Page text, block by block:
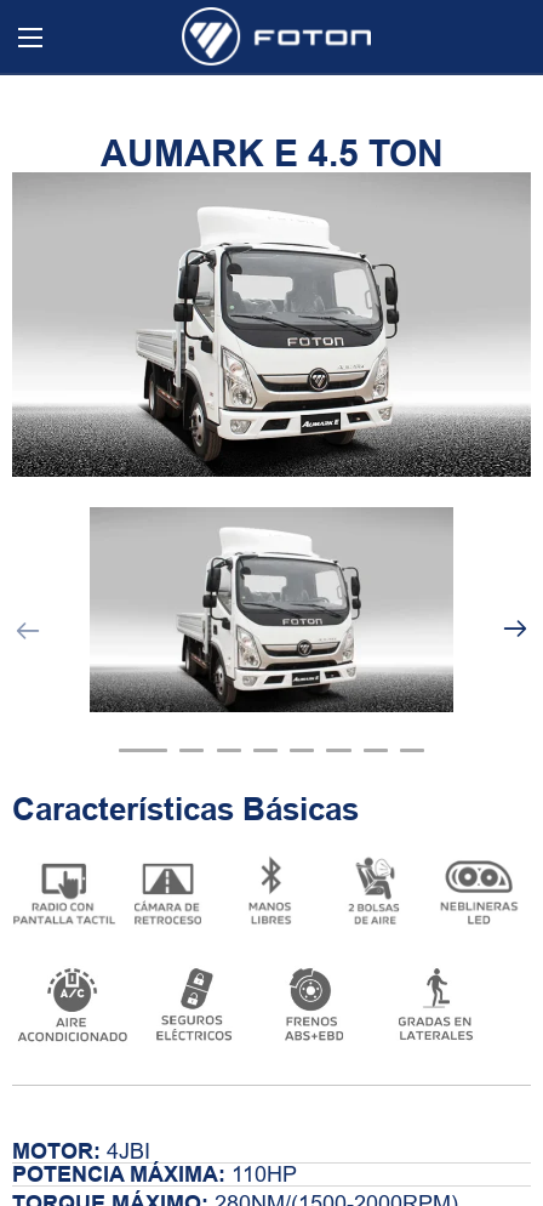
AUMARK E 4.5 TON
Características Básicas
MOTOR: 4JBI
POTENCIA MÁXIMA: 110HP